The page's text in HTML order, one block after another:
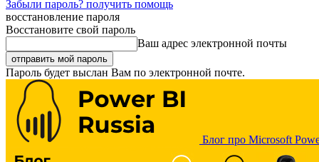
Забыли пароль? получить помощь
восстановление пароля
Восстановите свой пароль
Ваш адрес электронной почты
Пароль будет выслан Вам по электронной почте.
Блог про Microsoft